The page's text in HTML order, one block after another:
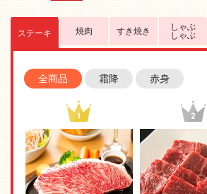
ステーキ 焼肉 すき焼き
しゃぶ
しゃぶ
全商品 霜降 赤身